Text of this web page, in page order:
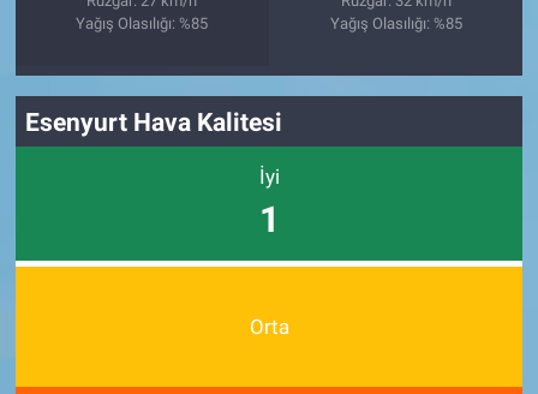
Yağış Olasılığı: %85
Yağış Olasılığı: %85
Esenyurt Hava Kalitesi
İyi
1
Orta